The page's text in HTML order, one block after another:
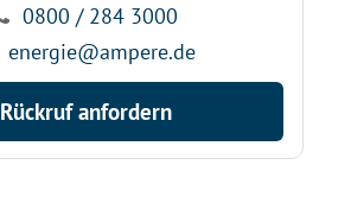
0800 / 284 3000
energie@ampere.de
Rückruf anfordern